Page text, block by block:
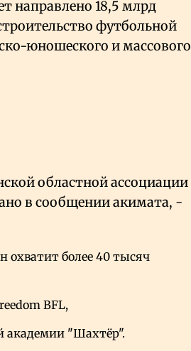
направлено 18,5 млрд
футбольной
юношеского и массового
областной ассоциации
в сообщении акимата, -
охватит более 40 тысяч
BFL,
академии "Шахтёр".